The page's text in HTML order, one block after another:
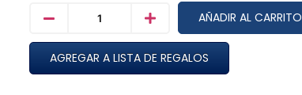
AÑADIR AL CARRITO
AGREGAR A LISTA DE REGALOS